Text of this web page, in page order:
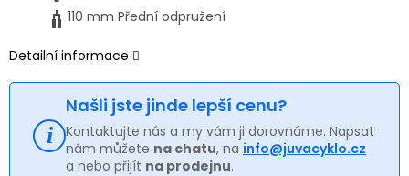
110 mm Přední odpružení
Detailní informace
Našli jste jinde lepší cenu?
Kontaktujte nás a my vám ji dorovnáme. Napsat
nám můžete na chatu, na info@juvacyklo.cz
a nebo přijít na prodejnu.